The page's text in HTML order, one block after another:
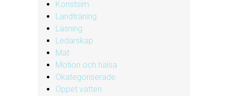
Konstsim
Landträning
Läsning
Ledarskap
Mat
Motion och hälsa
Okategoriserade
Öppet vatten